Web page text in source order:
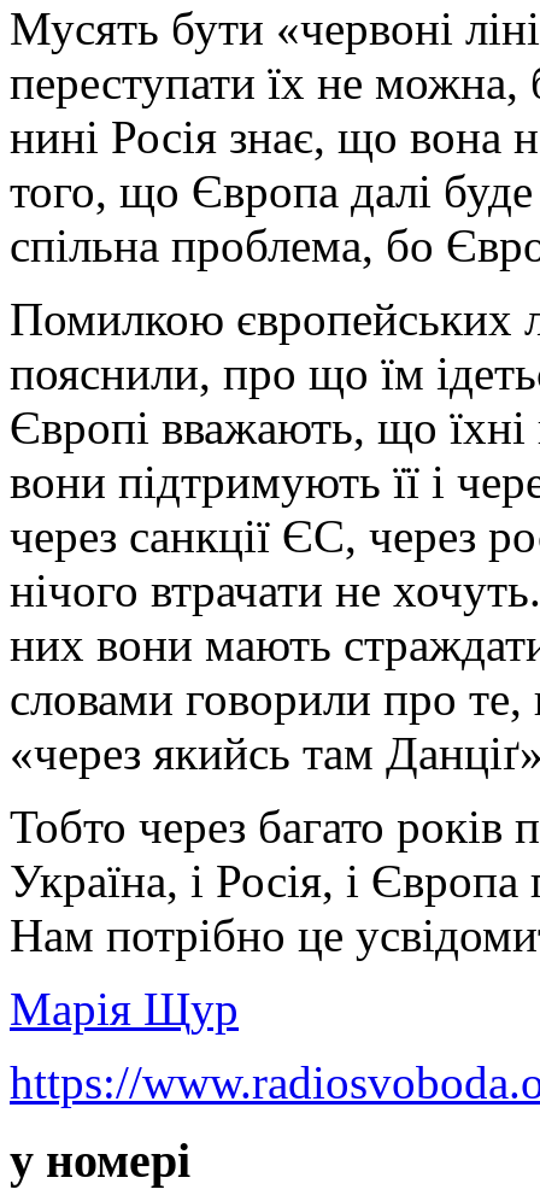
Мусять бути «червоні
переступати їх не
нині Росія знає, що вона
того, що Європа далі
спільна проблема, бо
Помилкою європейських
пояснили, про що їм
Європі вважають, що їхні
вони підтримують її і
через санкції ЄС, через
нічого втрачати не
них вони мають
словами говорили про
«через якийсь там
Тобто через багато років
Україна, і Росія, і
Нам потрібно це
Марія Щур
https://
у номері